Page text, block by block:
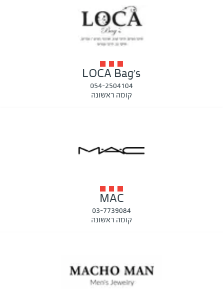
LOCA Bag's
054-2504104
קומה ראשונה
MAC
03-7739084
קומה ראשונה